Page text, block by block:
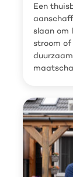
Een
slaan om
stroom